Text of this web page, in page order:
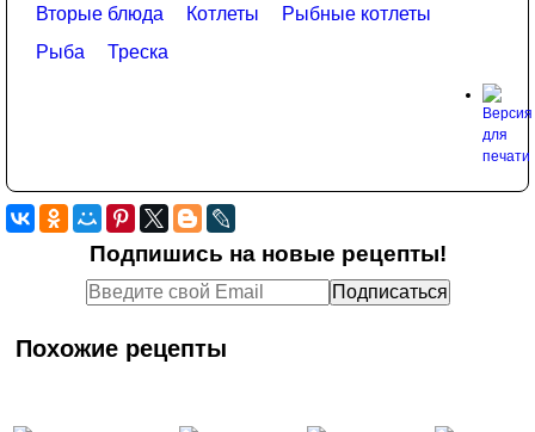
Вторые блюда
Котлеты
Рыбные котлеты
Рыба
Треска
Подпишись на новые рецепты!
Похожие рецепты